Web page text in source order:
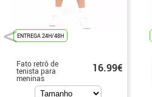
ENTREGA 24H/48H
Fato retrô de
tenista para
meninas
16.99€